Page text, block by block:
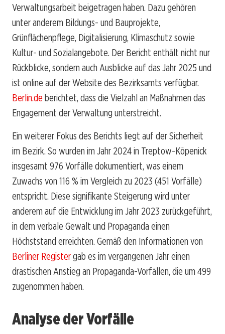
Verwaltungsarbeit beigetragen haben. Dazu gehören
unter anderem Bildungs- und Bauprojekte,
Grünflächenpflege, Digitalisierung, Klimaschutz sowie
Kultur- und Sozialangebote. Der Bericht enthält nicht nur
Rückblicke, sondern auch Ausblicke auf das Jahr 2025 und
ist online auf der Website des Bezirksamts verfügbar.
Berlin.de berichtet, dass die Vielzahl an Maßnahmen das
Engagement der Verwaltung unterstreicht.
Ein weiterer Fokus des Berichts liegt auf der Sicherheit
im Bezirk. So wurden im Jahr 2024 in Treptow-Köpenick
insgesamt 976 Vorfälle dokumentiert, was einem
Zuwachs von 116 % im Vergleich zu 2023 (451 Vorfälle)
entspricht. Diese signifikante Steigerung wird unter
anderem auf die Entwicklung im Jahr 2023 zurückgeführt,
in dem verbale Gewalt und Propaganda einen
Höchststand erreichten. Gemäß den Informationen von
Berliner Registergab es im vergangenen Jahr einen
drastischen Anstieg an Propaganda-Vorfällen, die um 499
zugenommen haben.
Analyse der Vorfälle